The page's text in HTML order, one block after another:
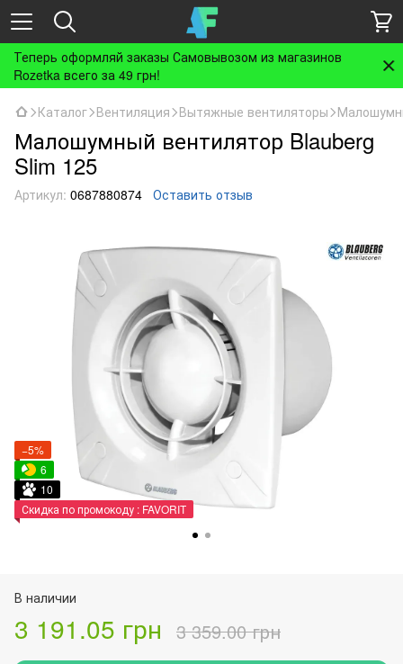
Теперь оформляй заказы Самовывозом из магазинов
Rozetka всего за 49 грн!
Каталог Вентиляция Вытяжные вентиляторы
Малошумный вентилятор Blauberg
Slim 125
Артикул: 0687880874 Оставить отзыв
−5%
6
10
Скидка по промокоду : FAVORIT
В наличии
3 191.05 грн 3 359.00 грн